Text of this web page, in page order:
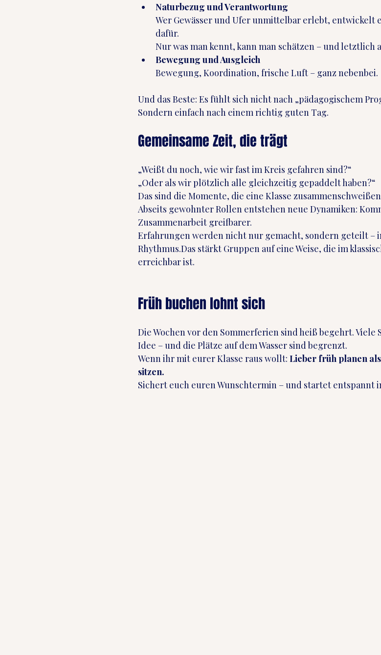
Naturbezug und Verantwortung
Wer Gewässer und Ufer unmittelbar erlebt, entwickelt
dafür.
Nur was man kennt, kann man schätzen – und letztlich
Bewegung und Ausgleich
Bewegung, Koordination, frische Luft – ganz nebenbei.
Und das Beste: Es fühlt sich nicht nach „pädagogischem
Sondern einfach nach einem richtig guten Tag.
Gemeinsame Zeit, die trägt
„Weißt du noch, wie wir fast im Kreis gefahren sind?“
„Oder als wir plötzlich alle gleichzeitig gepaddelt haben?“
Das sind die Momente, die eine Klasse
Abseits gewohnter Rollen entstehen neue Dynamiken:
Zusammenarbeit greifbarer.
Erfahrungen werden nicht nur gemacht, sondern geteilt –
Rhythmus.Das stärkt Gruppen auf eine Weise, die im
erreichbar ist.
Früh buchen lohnt sich
Die Wochen vor den Sommerferien sind heiß begehrt. Viele
Idee – und die Plätze auf dem Wasser sind begrenzt.
Wenn ihr mit eurer Klasse raus wollt: Lieber früh planen
sitzen.
Sichert euch euren Wunschtermin – und startet entspannt